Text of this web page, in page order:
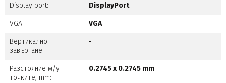
Display port: DisplayPort
VGA: VGA
Вертикално
завъртане:
-
Разстояние м/у
точките, mm:
0.2745 x 0.2745 mm